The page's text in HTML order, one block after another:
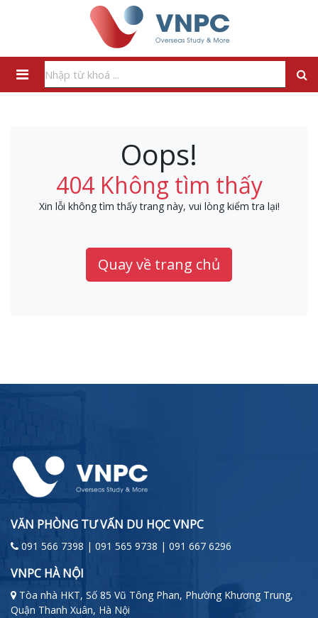
Oops!
404 Không tìm thấy
Xin lỗi không tìm thấy trang này, vui lòng kiểm tra lại!
Quay về trang chủ
VĂN PHÒNG TƯ VẤN DU HỌC VNPC
091 566 7398 | 091 565 9738 | 091 667 6296
VNPC HÀ NỘI
Tòa nhà HKT, Số 85 Vũ Tông Phan, Phường Khương Trung,
Quận Thanh Xuân, Hà Nội